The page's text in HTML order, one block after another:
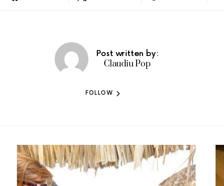
Post written by:
Claudiu Pop
FOLLOW